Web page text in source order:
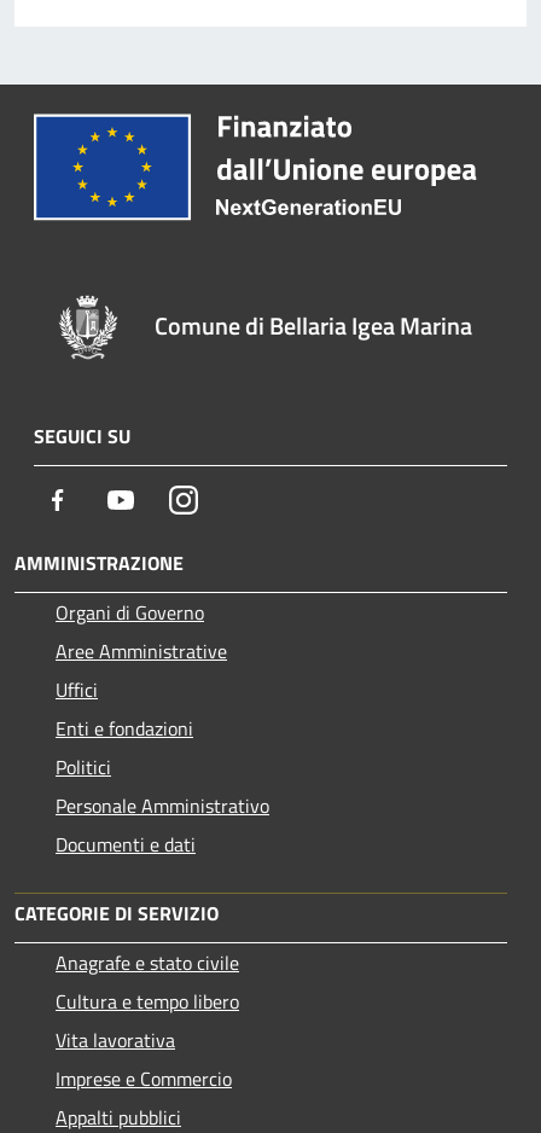
Comune di Bellaria Igea Marina
SEGUICI SU
Facebook YoutubeInstagram
AMMINISTRAZIONE
Organi di Governo
Aree Amministrative
Uffici
Enti e fondazioni
Politici
Personale Amministrativo
Documenti e dati
CATEGORIE DI SERVIZIO
Anagrafe e stato civile
Cultura e tempo libero
Vita lavorativa
Imprese e Commercio
Appalti pubblici